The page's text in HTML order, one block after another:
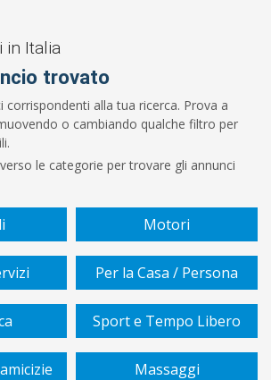
in Italia
trovato
corrispondenti alla tua ricerca. Prova a
o cambiando qualche filtro per
le categorie per trovare gli annunci
Motori
Per la Casa / Persona
Sport e Tempo Libero
Massaggi